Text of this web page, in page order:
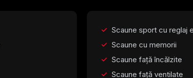
Scaune sport cu reglaj
Scaune cu memorii
Scaune față încălzite
Scaune față ventilate